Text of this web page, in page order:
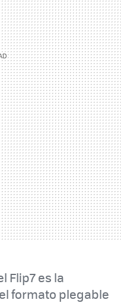
Flip7 es la
formato plegable